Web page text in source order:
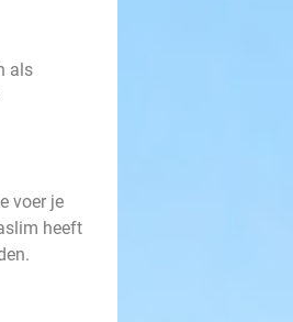
als
voer je
heeft